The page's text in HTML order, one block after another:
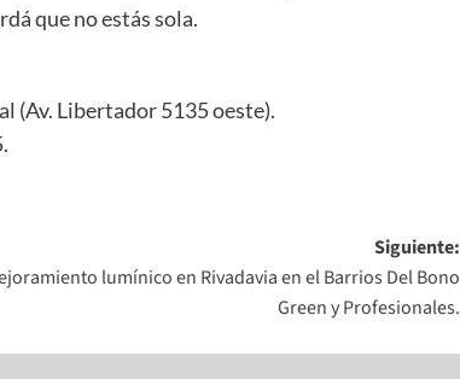
que no estás sola.
(Av. Libertador 5135 oeste).
Siguiente:
lumínico en Rivadavia en el Barrios Del Bono
Green y Profesionales.